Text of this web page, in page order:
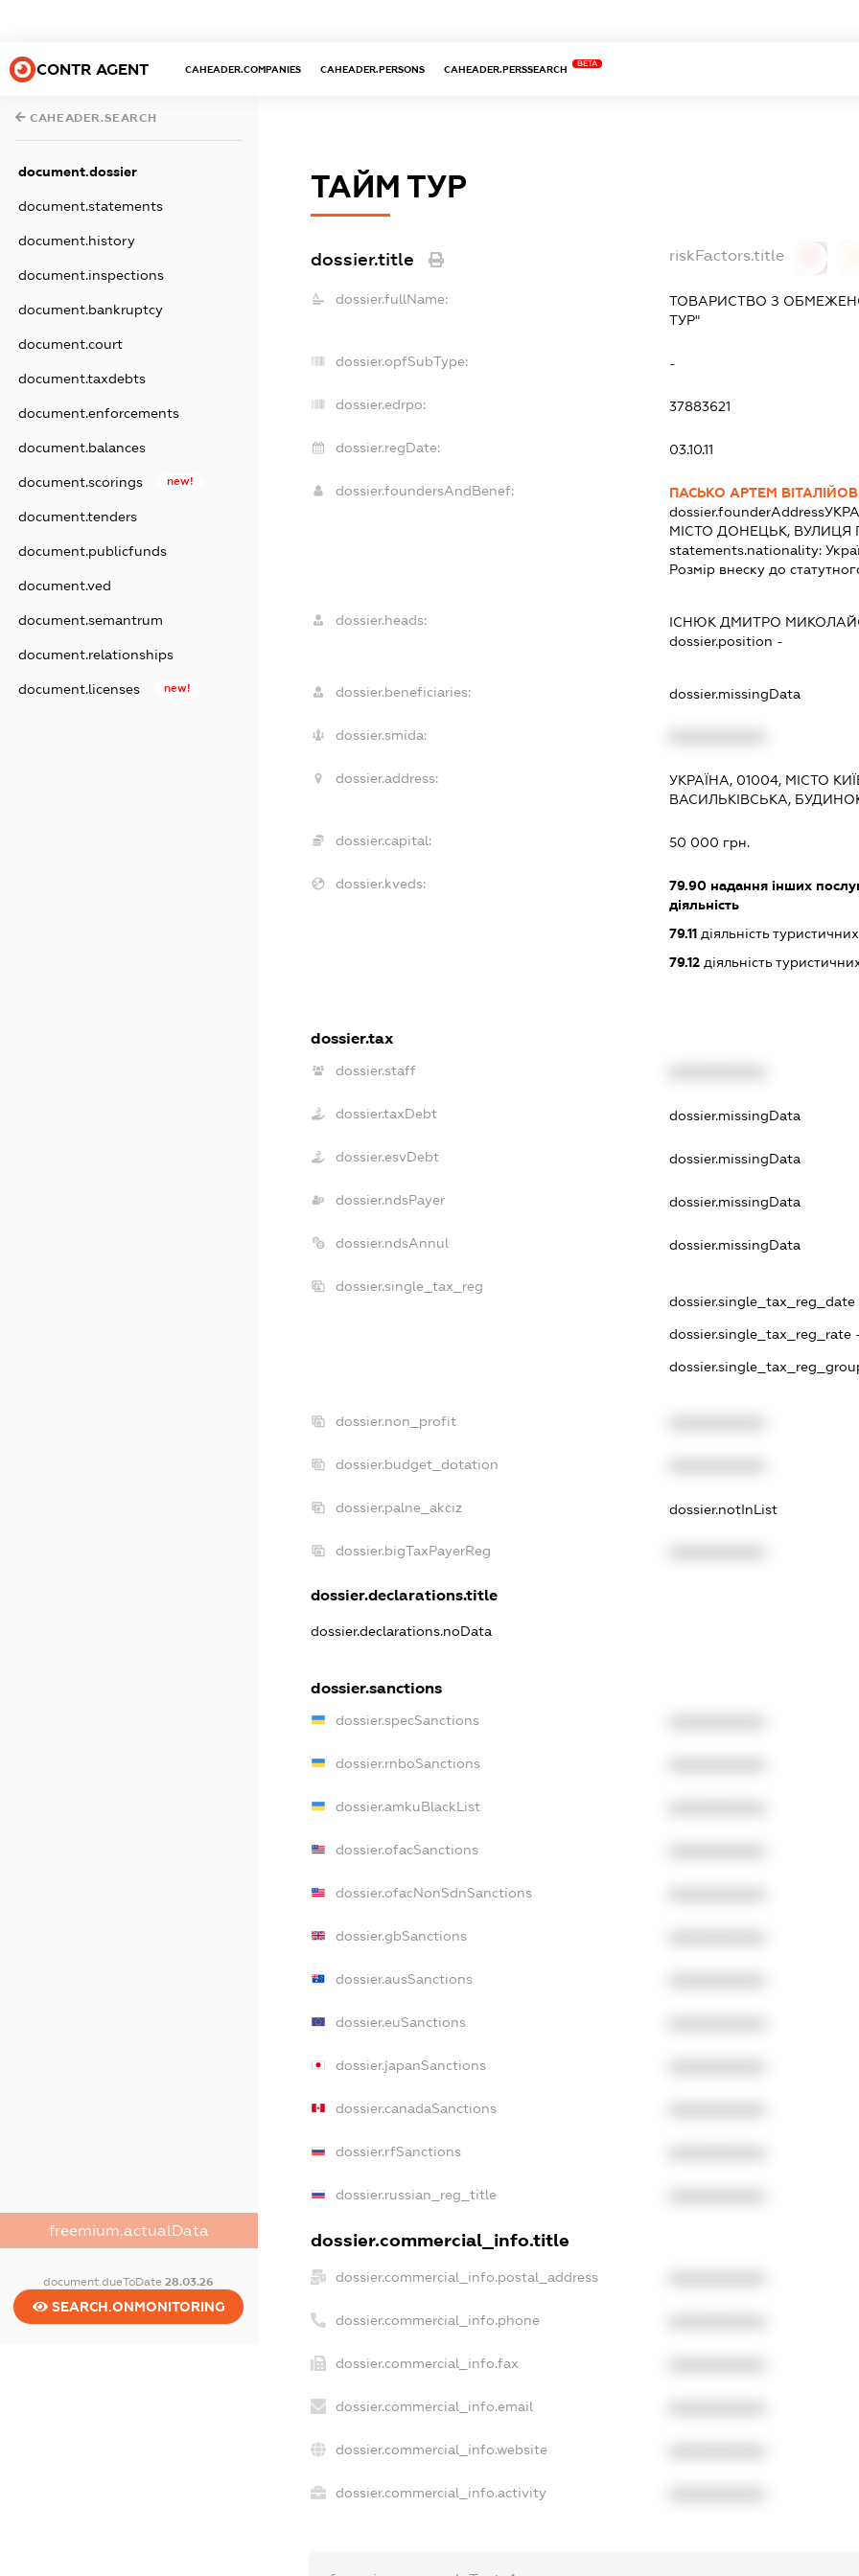
CONTR AGENT CAHEADER.COMPANIES CAHEADER.PERSONS CAHEADER.PERSSEARCH
BETA
CAHEADER.SEARCH
document.dossier
document.statements
document.history
document.inspections
document.bankruptcy
document.court
document.taxdebts
document.enforcements
document.balances
document.scorings new!
document.tenders
document.publicfunds
document.ved
document.semantrum
document.relationships
document.licenses new!
freemium.actualData
document.dueToDate28.03.26
SEARCH.ONMONITORING
ТАЙМ ТУР
dossier.title riskFactors.title
dossier.fullName:
ТОВАРИСТВО З
ТУР"
dossier.opfSubType: -
dossier.edrpo: 37883621
dossier.regDate: 03.10.11
dossier.foundersAndBenef:
ПАСЬКО АРТЕМ
dossier.founderAddress
МІСТО ДОНЕЦЬК, ВУЛИЦЯ
statements.nationality:
Розмір внеску до
dossier.heads: ІСНЮК ДМИТРО
dossier.position -
dossier.beneficiaries: dossier.missingData
dossier.smida:
dossier.address:
УКРАЇНА, 01004, МІСТО
ВАСИЛЬКІВСЬКА,
dossier.capital: 50 000 грн.
dossier.kveds: 79.90надання інших
діяльність
79.11діяльність
79.12діяльність
dossier.tax
dossier.staff
dossier.taxDebt dossier.missingData
dossier.esvDebt dossier.missingData
dossier.ndsPayer dossier.missingData
dossier.ndsAnnul dossier.missingData
dossier.single_tax_reg
dossier.single_tax_reg_date -
dossier.single_tax_reg_rate
dossier.non_profit
dossier.budget_dotation
dossier.palne_akciz dossier.notInList
dossier.bigTaxPayerReg
dossier.declarations.title
dossier.declarations.noData
dossier.sanctions
dossier.specSanctions
dossier.rnboSanctions
dossier.amkuBlackList
dossier.ofacSanctions
dossier.ofacNonSdnSanctions
dossier.gbSanctions
dossier.ausSanctions
dossier.euSanctions
dossier.japanSanctions
dossier.canadaSanctions
dossier.rfSanctions
dossier.russian_reg_title
dossier.commercial_info.title
dossier.commercial_info.postal_address
dossier.commercial_info.phone
dossier.commercial_info.fax
dossier.commercial_info.email
dossier.commercial_info.website
dossier.commercial_info.activity